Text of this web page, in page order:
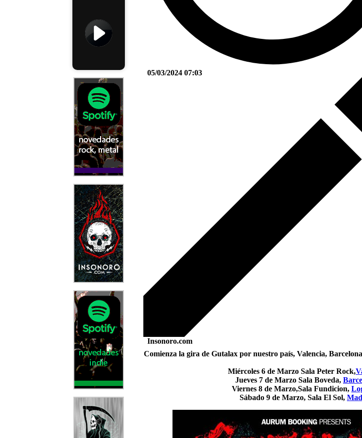
05/03/2024 07:03
Insonoro.com
Comienza la gira de Gutalax por nuestro país, Valencia,
Miércoles 6 de Marzo Sala Peter Rock,
Jueves 7 de Marzo Sala Boveda,
Viernes 8 de Marzo,Sala Fundicion,
Sábado 9 de Marzo, Sala El Sol,